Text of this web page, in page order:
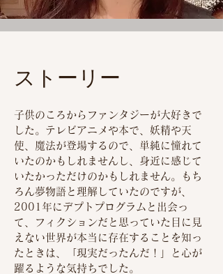
ストーリー
子供のころからファンタジーが大好きで
した。テレビアニメや本で、妖精や天
使、魔法が登場するので、単純に憧れて
いたのかもしれませんし、身近に感じて
いたかっただけのかもしれません。もち
ろん夢物語と理解していたのですが、
2001年にデプトプログラムと出会っ
て、フィクションだと思っていた目に見
えない世界が本当に存在することを知っ
たときは、「現実だったんだ！」と心が
躍るような気持ちでした。